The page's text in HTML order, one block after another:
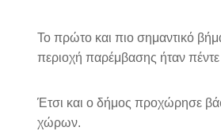
Το πρώτο και πιο σημαντικό
περιοχή παρέμβασης ήταν
Έτσι και ο δήμος προχώρησε
χώρων.